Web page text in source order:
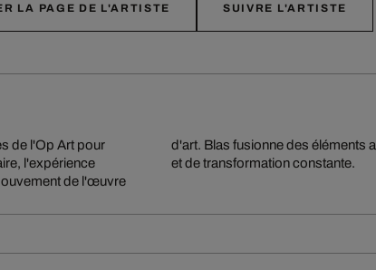
LA PAGE DE L'ARTISTE SUIVRE L'ARTISTE
de l'Op Art pour
l'expérience
de l'œuvre
d'innovation
et de transformation constante.